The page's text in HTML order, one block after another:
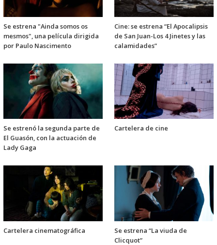
Se estrena "Ainda somos os
mesmos", una película dirigida
por Paulo Nascimento
Cine: se estrena “El Apocalipsis
de San Juan-Los 4 Jinetes y las
calamidades”
Se estrenó la segunda parte de
El Guasón, con la actuación de
Lady Gaga
Cartelera de cine
Cartelera cinematográfica
Se estrena “La viuda de
Clicquot”